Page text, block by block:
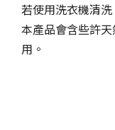
若使用洗衣機清
本產品會含些許
用。